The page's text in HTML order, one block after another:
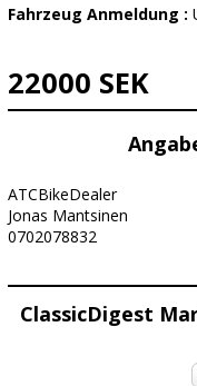
Fahrzeug Anmeldung :
22000 SEK
ATCBikeDealer
Jonas Mantsinen
0702078832
ClassicDigest